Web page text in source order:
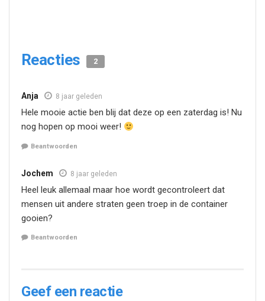
Reacties 2
Anja 8 jaar geleden
Hele mooie actie ben blij dat deze op een zaterdag is! Nu
nog hopen op mooi weer!
Beantwoorden
Jochem 8 jaar geleden
Heel leuk allemaal maar hoe wordt gecontroleert dat
mensen uit andere straten geen troep in de container
gooien?
Beantwoorden
Geef een reactie